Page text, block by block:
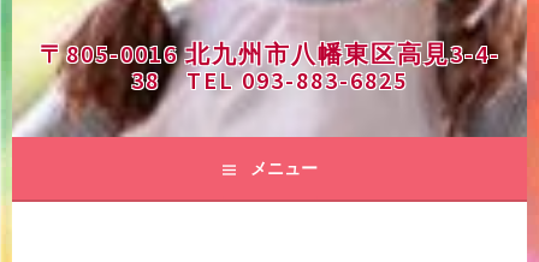
〒805-0016 北九州市八幡東区高見3-4-
38 TEL 093-883-6825
メニュー